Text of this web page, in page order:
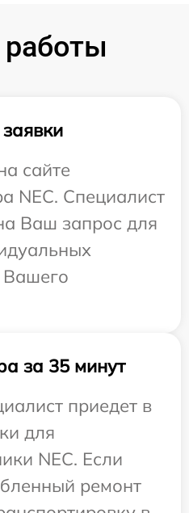
сайте
NEC. Специалист
Ваш запрос для
Вашего
за 35 минут
приедет в
для
NEC. Если
ремонт